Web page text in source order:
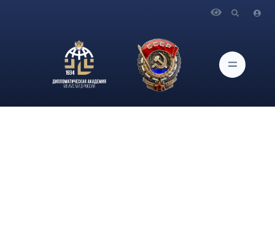
Федерации при Организации Объединенных Наций и
Совете Безопасности ООН В.А.Небензи газете "Коммерсант"
о позиции России по механизму трансграничной помощи